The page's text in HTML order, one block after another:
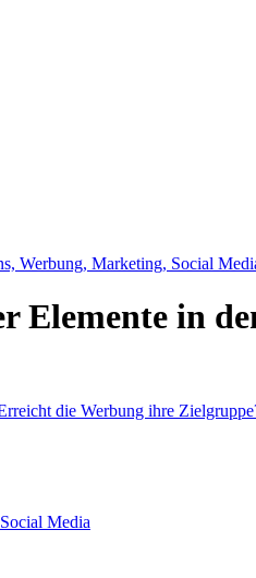
Werbung, Marketing, Social
Elemente in
Media